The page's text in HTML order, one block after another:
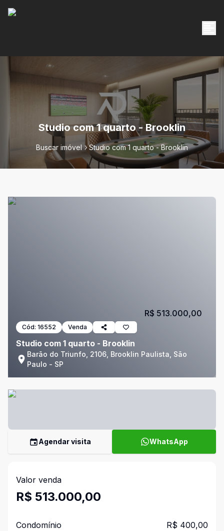
Studio com 1 quarto - Brooklin
Buscar imóvel Studio com 1 quarto - Brooklin
Cód: 16552 Venda
Studio com 1 quarto - Brooklin
Barão do Triunfo, 2106, Brooklin Paulista, São
Paulo - SP
R$ 513.000,00
Agendar visita WhatsApp
Valor venda
R$ 513.000,00
Condomínio R$ 400,00